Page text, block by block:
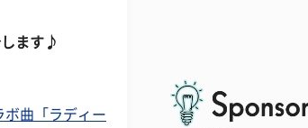
します♪
曲「ラディー